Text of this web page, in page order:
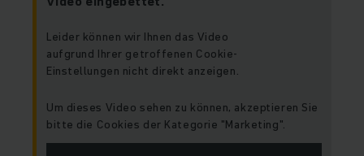
Leider können wir Ihnen das Video
aufgrund Ihrer getroffenen Cookie-
Einstellungen nicht direkt anzeigen.
Um dieses Video sehen zu können, akzeptieren Sie
bitte die Cookies der Kategorie "Marketing".